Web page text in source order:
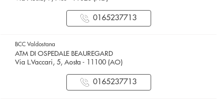
0165237713
BCC Valdostana
ATM DI OSPEDALE BEAUREGARD
Via L.Vaccari, 5, Aosta - 11100 (AO)
0165237713